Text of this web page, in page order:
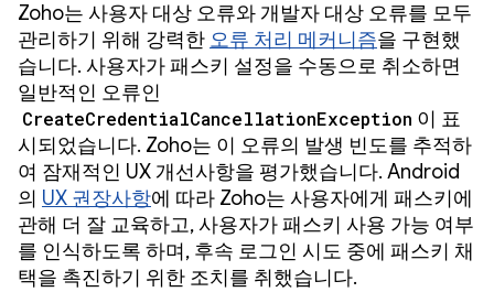
Zoho는 사용자 대상 오류와 개발자 대상 오류를 모두
관리하기 위해 강력한 오류 처리 메커니즘을 구현했
습니다. 사용자가 패스키 설정을 수동으로 취소하면
일반적인 오류인
CreateCredentialCancellationException 이 표
시되었습니다. Zoho는 이 오류의 발생 빈도를 추적하
여 잠재적인 UX 개선사항을 평가했습니다. Android
의 UX 권장사항에 따라 Zoho는 사용자에게 패스키에
관해 더 잘 교육하고, 사용자가 패스키 사용 가능 여부
를 인식하도록 하며, 후속 로그인 시도 중에 패스키 채
택을 촉진하기 위한 조치를 취했습니다.